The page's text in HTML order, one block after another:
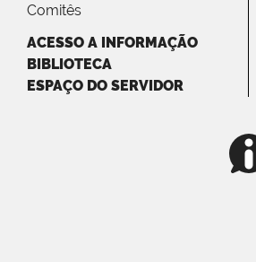
Comitês
ACESSO A INFORMAÇÃO
BIBLIOTECA
ESPAÇO DO SERVIDOR